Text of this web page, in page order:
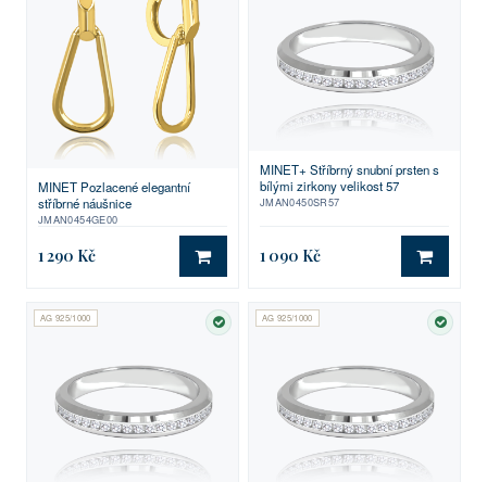
MINET Pozlacené elegantní
stříbrné náušnice
JMAN0454GE00
1 290 Kč DO KOŠÍKU
MINET+ Stříbrný snubní prsten s
bílými zirkony velikost 57
JMAN0450SR57
1 090 Kč DO
AG 925/1000
SKLADEM
AG 925/1000